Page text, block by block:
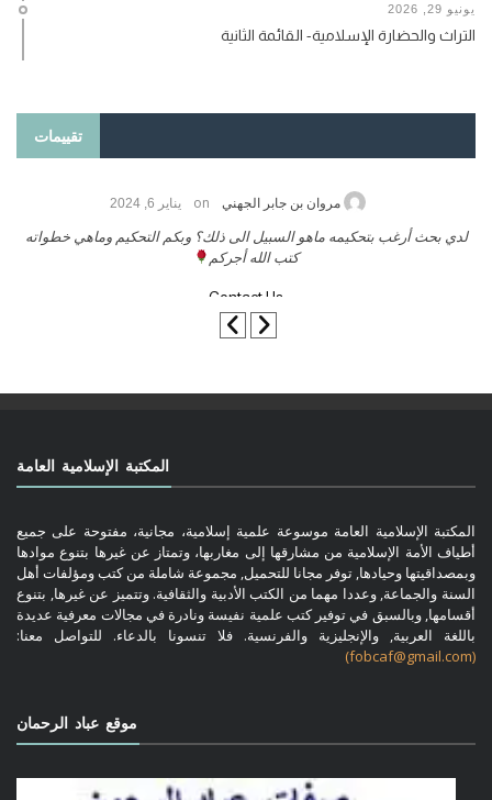
يونيو 29, 2026
التراث والحضارة الإسلامية- القائمة الثانية
تقييمات
حامد الزريقي on يناير 25, 2026
السلام عليكم ورحمة الله وبركاتة أرغب بنشر كتابي معكم
المكتبة الإسلامية العامة
المكتبة الإسلامية العامة موسوعة علمية إسلامية، مجانية، مفتوحة على جميع
أطياف الأمة الإسلامية من مشارقها إلى مغاربها، وتمتاز عن غيرها بتنوع موادها
وبمصداقيتها وحيادها, توفر مجانا للتحميل, مجموعة شاملة من كتب ومؤلفات أهل
السنة والجماعة, وعددا مهما من الكتب الأدبية والثقافية. وتتميز عن غيرها, بتنوع
أقسامها, وبالسبق في توفير كتب علمية نفيسة ونادرة في مجالات معرفية عديدة
باللغة العربية, والإنجليزية والفرنسية. فلا تنسونا بالدعاء. للتواصل معنا:
(fobcaf@gmail.com)
موقع عباد الرحمان